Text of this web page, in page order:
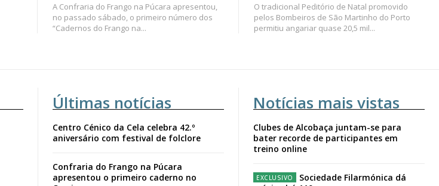
A Confraria do Frango na Púcara apresentou,
no passado sábado, o primeiro número dos
“Cadernos do Frango na...
O tradicional Peditório de Natal promovido
pelos Bombeiros de São Martinho do Porto
permitiu angariar quase 20,5 mil...
Últimas notícias
Centro Cénico da Cela celebra 42.º
aniversário com festival de folclore
Confraria do Frango na Púcara
apresentou o primeiro caderno no
Notícias mais vistas
Clubes de Alcobaça juntam-se para
bater recorde de participantes em
treino online
Sociedade Filarmónica dá